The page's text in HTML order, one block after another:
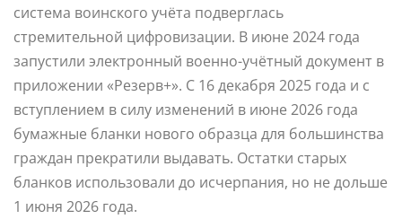
система воинского учёта подверглась
стремительной цифровизации. В июне 2024 года
запустили электронный военно-учётный документ в
приложении «Резерв+». С 16 декабря 2025 года и с
вступлением в силу изменений в июне 2026 года
бумажные бланки нового образца для большинства
граждан прекратили выдавать. Остатки старых
бланков использовали до исчерпания, но не дольше
1 июня 2026 года.